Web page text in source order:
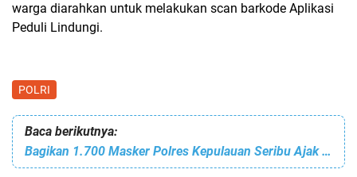
warga diarahkan untuk melakukan scan barkode Aplikasi
Peduli Lindungi.
POLRI
Baca berikutnya:
Bagikan 1.700 Masker Polres Kepulauan Seribu Ajak Warga Terapkan Protokol Kesehatan